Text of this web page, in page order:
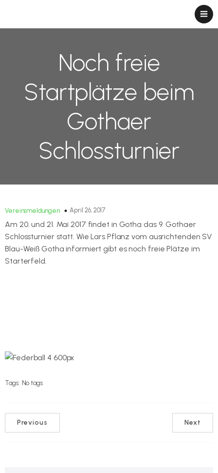
Noch freie
Startplätze beim
Gothaer
Schlossturnier
Vereinsmeldungen April 26, 2017
Am 20. und 21. Mai 2017 findet in Gotha das 9. Gothaer
Schlossturnier statt. Wie Lars Pflanz vom ausrichtenden SV
Blau-Weiß Gotha informiert gibt es noch freie Plätze im
Starterfeld.
Tags: No tags
Previous Next